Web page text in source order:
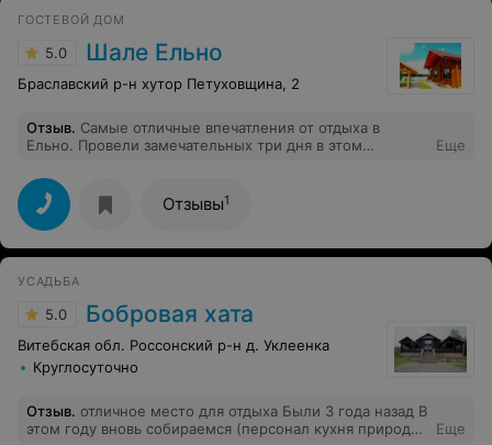
ГОСТЕВОЙ ДОМ
5.0 Шале Ельно
Браславский р-н хутор Петуховщина, 2
Отзыв. Самые отличные впечатления от отдыха в
Ельно. Провели замечательных три дня в этом
душевная и располагающая к отдыху обстановка,
удачная рыбалка, очень живописное место. Никаких
расхождений с обещанными условиями проживания.
Хозяева очень ответственные и приятные люди.
Надеюсь, что ещё неоднократно будет возможность
мест отдыха в Браславском районе.
Еще
Отзывы1
УСАДЬБА
5.0 Бобровая хата
Витебская обл. Россонский р-н д. Уклеенка
Круглосуточно
Отзыв. отличное место для отдыха Были 3 года назад В
этом году вновь собираемся (персонал кухня природа
Еще